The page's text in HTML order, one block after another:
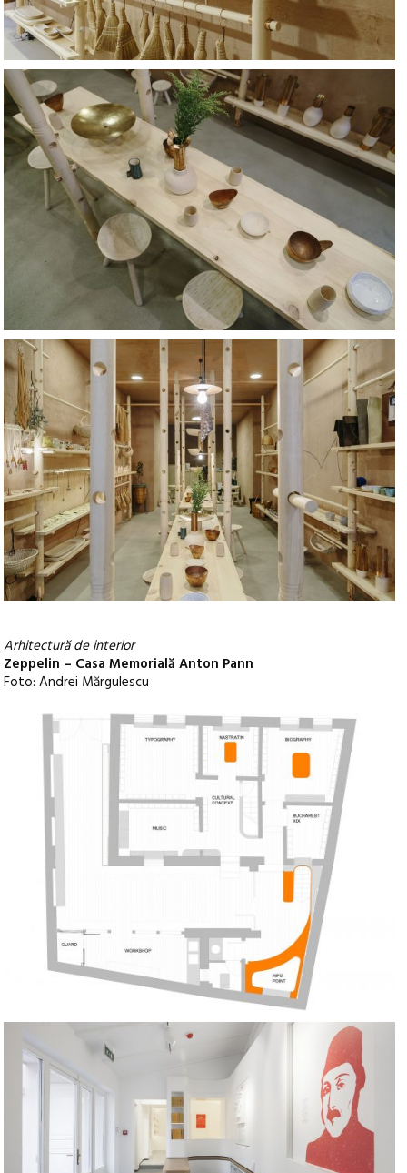
Arhitectură de interior
Zeppelin – Casa Memorială Anton Pann
Foto: Andrei Mărgulescu